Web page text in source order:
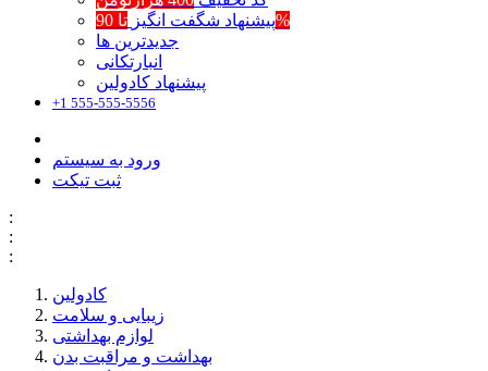
پیشنهاد شگفت انگیزتا 90%
جدیدترین ها
انبارتکانی
پیشنهاد کادولین
+1 555-555-5556
ورود به سیستم
ثبت تیکت
:
:
:
کادولین
زیبایی و سلامت
لوازم بهداشتی
بهداشت و مراقبت بدن